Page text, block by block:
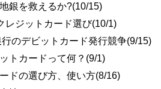
銀を救えるか?(10/15)
レジットカード選び(10/1)
行のデビットカード発行競争(9/15)
トカードって何？(9/1)
ドの選び方、使い方(8/16)